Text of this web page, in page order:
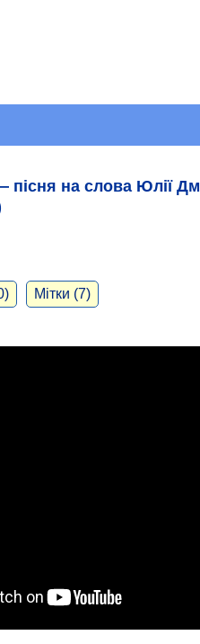
пісня на слова Юлії
Мітки (7)